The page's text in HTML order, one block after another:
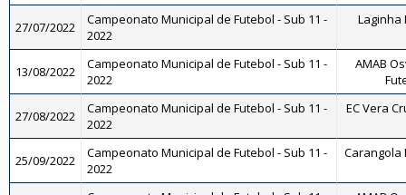
27/07/2022
Campeonato Municipal de Futebol - Sub 11 -
2022
Laginha
13/08/2022
Campeonato Municipal de Futebol - Sub 11 -
2022
AMAB
27/08/2022
Campeonato Municipal de Futebol - Sub 11 -
2022
EC Vera
25/09/2022
Campeonato Municipal de Futebol - Sub 11 -
2022
Carangola